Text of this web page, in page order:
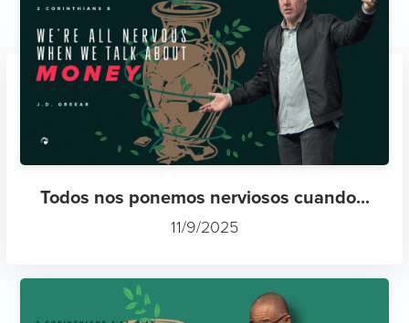
Todos nos ponemos nerviosos cuando...
11/9/2025